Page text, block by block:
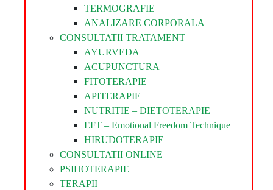
TERMOGRAFIE
ANALIZARE CORPORALA
CONSULTATII TRATAMENT
AYURVEDA
ACUPUNCTURA
FITOTERAPIE
APITERAPIE
NUTRITIE – DIETOTERAPIE
EFT – Emotional Freedom Technique
HIRUDOTERAPIE
CONSULTATII ONLINE
PSIHOTERAPIE
TERAPII